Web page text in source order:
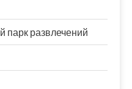
парк развлечений